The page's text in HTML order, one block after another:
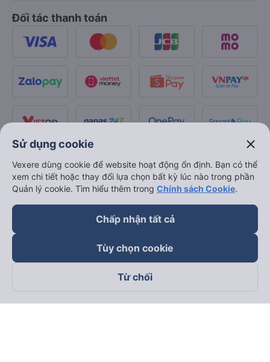
Đối tác thanh toán
Sử dụng cookie close
Vexere dùng cookie để website hoạt động ổn định. Bạn có thể
xem chi tiết hoặc thay đổi lựa chọn bất kỳ lúc nào trong phần
Quản lý cookie. Tìm hiểu thêm trong Chính sách Cookie.
Chấp nhận tất cả
Tùy chọn cookie
Từ chối